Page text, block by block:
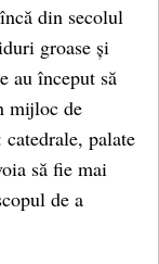
din secolul
groase și
au început să
mijloc de
palate
să fie mai
de a